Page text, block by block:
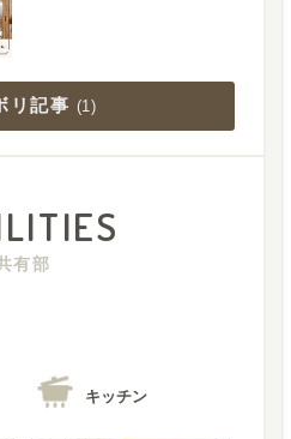
リ記事 (1)
有部
キッチン